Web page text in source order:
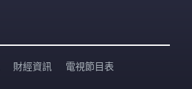
財經資訊 電視節目表